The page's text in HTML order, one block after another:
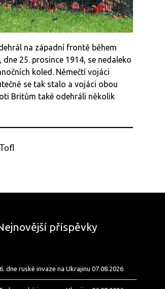
na západní frontě během
25. prosince 1914, se nedaleko
koled. Němečtí vojáci
se tak stalo a vojáci obou
Britům také odehráli několik
příspěvky
dne ruské invaze na Ukrajinu 07.08.2026